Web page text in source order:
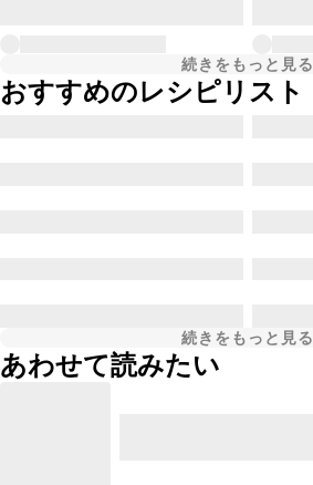
続きをもっと見る
おすすめのレシピリスト
続きをもっと見る
あわせて読みたい